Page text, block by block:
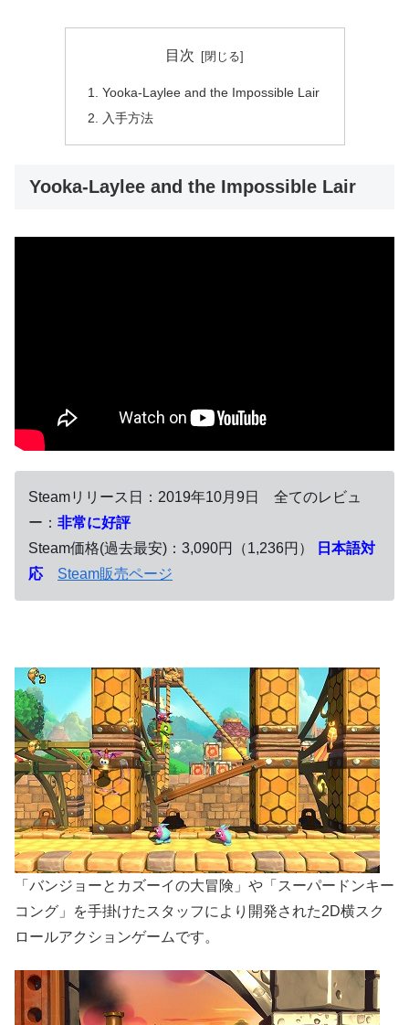
目次
Yooka-Laylee and the Impossible Lair
入手方法
Yooka-Laylee and the Impossible Lair
Steamリリース日：2019年10月9日 全てのレビュ
ー： 非常に好評
Steam価格(過去最安)：3,090円（1,236円）
日本語対
応
Steam販売ページ
「バンジョーとカズーイの大冒険」や「スーパードンキー
コング」を手掛けたスタッフにより開発された2D横スク
ロールアクションゲームです。